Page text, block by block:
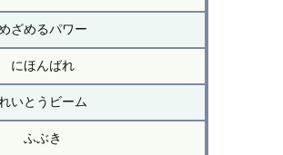
ざめるパワー
にほんばれ
いとうビーム
ふぶき